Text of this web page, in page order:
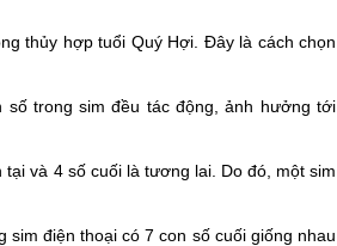
thủy hợp tuổi Quý Hợi. Đây là cách chọn
trong sim đều tác động, ảnh hưởng tới
và 4 số cuối là tương lai. Do đó, một sim
điện thoại có 7 con số cuối giống nhau